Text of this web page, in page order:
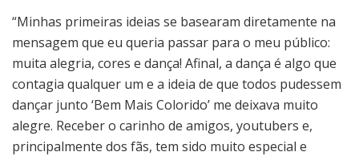
“Minhas primeiras ideias se basearam diretamente na
mensagem que eu queria passar para o meu público:
muita alegria, cores e dança! Afinal, a dança é algo que
contagia qualquer um e a ideia de que todos pudessem
dançar junto ‘Bem Mais Colorido’ me deixava muito
alegre. Receber o carinho de amigos, youtubers e,
principalmente dos fãs, tem sido muito especial e